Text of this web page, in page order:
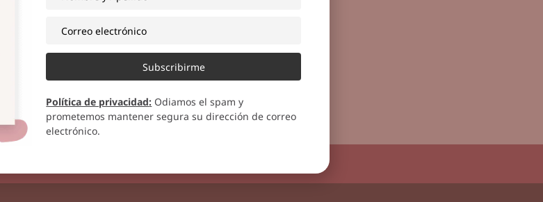
Subscribirme
Política de privacidad: Odiamos el spam y
prometemos mantener segura su dirección de correo
electrónico.